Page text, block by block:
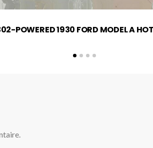
POWERED 1930 FORD MODEL A